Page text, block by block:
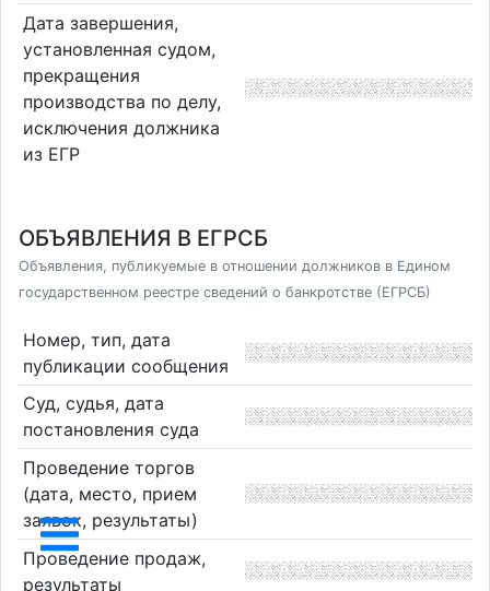
Дата завершения,
установленная судом,
прекращения
производства по делу,
исключения должника
из ЕГР
ОБЪЯВЛЕНИЯ В ЕГРСБ
Объявления, публикуемые в отношении должников в Едином
государственном реестре сведений о банкротстве (ЕГРСБ)
Номер, тип, дата
публикации сообщения
Суд, судья, дата
постановления суда
Проведение торгов
(дата, место, прием
заявок, результаты)
Проведение продаж,
результаты